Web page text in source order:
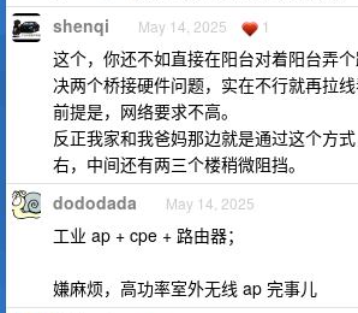
shenqi May 14, 2025 1
这个，你还不如直接在阳台对着阳台弄
决两个桥接硬件问题，实在不行就再拉线
前提是，网络要求不高。
反正我家和我爸妈那边就是通过这个方
右，中间还有两三个楼稍微阻挡。
dododada May 14, 2025
工业 ap + cpe + 路由器；
嫌麻烦，高功率室外无线 ap 完事儿